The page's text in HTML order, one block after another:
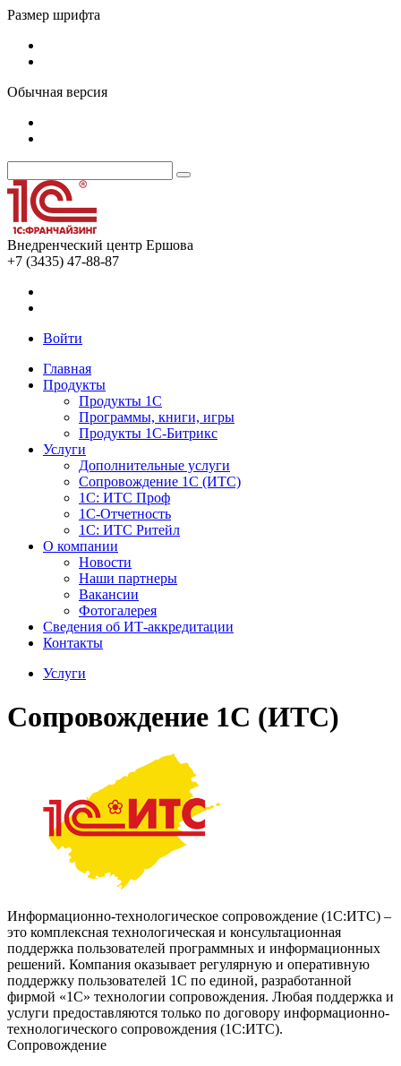
Размер шрифта
Обычная версия
Внедренческий центр Ершова
+7 (3435) 47-88-87
Войти
Главная
Продукты
Продукты 1С
Программы, книги, игры
Продукты 1С-Битрикс
Услуги
Дополнительные услуги
Сопровождение 1С (ИТС)
1С: ИТС Проф
1С-Отчетность
1С: ИТС Ритейл
О компании
Новости
Наши партнеры
Вакансии
Фотогалерея
Сведения об ИТ-аккредитации
Контакты
Услуги
Сопровождение 1С (ИТС)
Информационно-технологическое сопровождение (1С:ИТС) –
это комплексная технологическая и консультационная
поддержка пользователей программных и информационных
решений. Компания оказывает регулярную и оперативную
поддержку пользователей 1С по единой, разработанной
фирмой «1С» технологии сопровождения. Любая поддержка и
услуги предоставляются только по договору информационно-
технологического сопровождения (1С:ИТС).
Сопровождение